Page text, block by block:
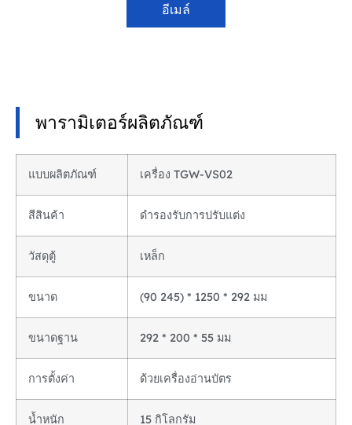
อีเมล์
พารามิเตอร์ผลิตภัณฑ์
แบบผลิตภัณฑ์ เครื่อง TGW-VS02
สีสินค้า ดำรองรับการปรับแต่ง
วัสดุตู้ เหล็ก
ขนาด (90 245) * 1250 * 292 มม
ขนาดฐาน 292 * 200 * 55 มม
การตั้งค่า ด้วยเครื่องอ่านบัตร
น้ำหนัก
15 กิโลกรัม